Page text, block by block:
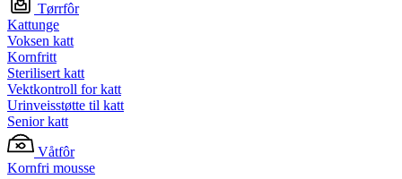
Tørrfôr
Kattunge
Voksen katt
Kornfritt
Sterilisert katt
Vektkontroll for katt
Urinveisstøtte til katt
Senior katt
Våtfôr
Kornfri mousse